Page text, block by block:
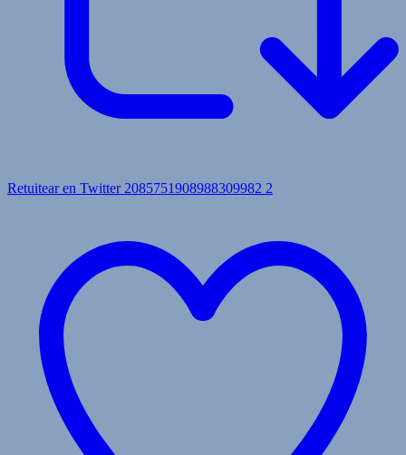
Retuitear en Twitter 2085751908988309982 2